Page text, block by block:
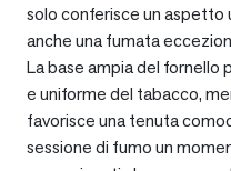
solo conferisce un aspetto
anche una fumata
La base ampia del
e uniforme del tabacco,
favorisce una tenuta
sessione di fumo un